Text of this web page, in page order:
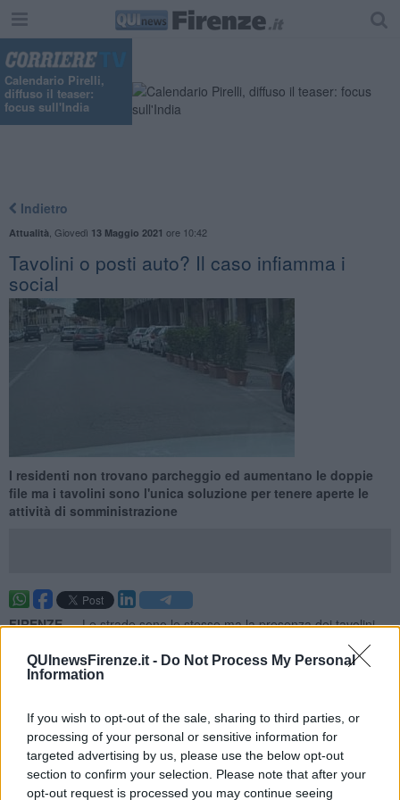
QUInewsFirenze.it - Do Not Process My Personal
Information
If you wish to opt-out of the sale, sharing to third parties, or
processing of your personal or sensitive information for
targeted advertising by us, please use the below opt-out
section to confirm your selection. Please note that after your
opt-out request is processed you may continue seeing
Calendario Pirelli,
diffuso il teaser:
focus sull'India
Indietro
Attualità Giovedì 13 Maggio 2021 ore 10:42
Tavolini o posti auto? Il caso infiamma i
social
I residenti non trovano parcheggio ed aumentano le doppie
file ma i tavolini sono l'unica soluzione per tenere aperte le
attività di somministrazione
FIRENZE —Le strade sono le stesse ma la presenza dei tavolini
ha ridotto i posti auto, nelle ultime ore alcune immagini pubblicate
sui social hanno scatenato una infuocata discussione nei quartieri.
Gli automobilisti sono sul piede di guerra ma molti residenti
solidarietà.
Post accompagnati da immagini ma non tutti sono dello stesso
avviso e molti difendono le categorie economiche, in particolare le
attività di somministrazione che senza suolo pubblico non
potrebbero lavorare.